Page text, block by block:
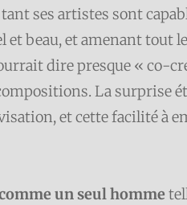
ses artistes sont
beau, et amenant tout
dire presque « co-
La surprise
et cette facilité à
un seul homme